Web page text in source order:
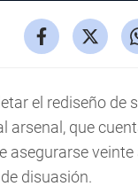
el rediseño de
arsenal, que
asegurarse
disuasión.